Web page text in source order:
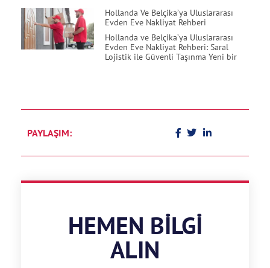
Hollanda Ve Belçika’ya Uluslararası
Evden Eve Nakliyat Rehberi
Hollanda ve Belçika’ya Uluslararası
Evden Eve Nakliyat Rehberi: Saral
Lojistik ile Güvenli Taşınma Yeni bir
PAYLAŞIM:
HEMEN BILGI
ALIN